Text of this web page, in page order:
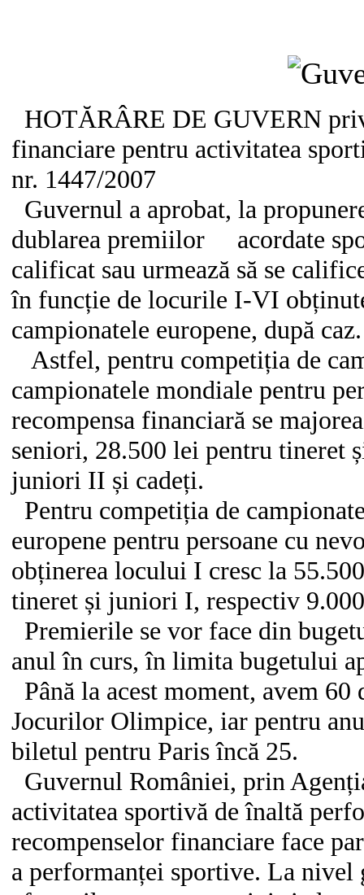
HOTĂRÂRE DE GUVERN
financiare pentru activitatea
nr. 1447/2007
Guvernul a aprobat, la
dublarea premiilor acordate
calificat sau urmează să se
în funcție de locurile I-VI
campionatele europene, după
Astfel, pentru competiția de
campionatele mondiale pentru
recompensa financiară se
seniori, 28.500 lei pentru tineret
juniori II și cadeți.
Pentru competiția de
europene pentru persoane cu
obținerea locului I cresc la
tineret și juniori I, respectiv
Premierile se vor face din
anul în curs, în limita bugetului
Până la acest moment, avem
Jocurilor Olimpice, iar pentru
biletul pentru Paris încă 25.
Guvernul României, prin
activitatea sportivă de înaltă
recompenselor financiare face
a performanței sportive. La nivel